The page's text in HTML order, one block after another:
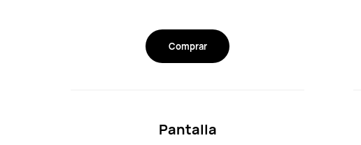
Comprar
Pantalla